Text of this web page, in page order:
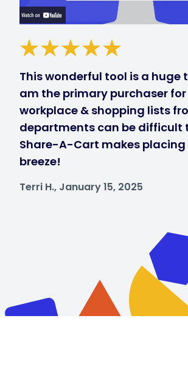
This wonderful tool is a huge
am the primary purchaser
workplace & shopping lists
departments can be difficult
Share-A-Cart makes placing
breeze!
Terri H., January 15, 2025